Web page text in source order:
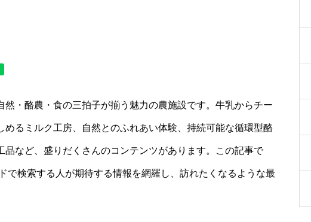
・酪農・食の三拍子が揃う魅力の農施設です。牛乳からチー
めるミルク工房、自然とのふれあい体験、持続可能な循環型酪
品など、盛りだくさんのコンテンツがあります。この記事で
で検索する人が期待する情報を網羅し、訪れたくなるような最